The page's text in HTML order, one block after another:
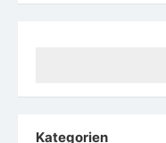
Kategorien